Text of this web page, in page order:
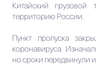
Китайский
территорию России.
Пункт пропуска
коронавируса.
но сроки передвинули